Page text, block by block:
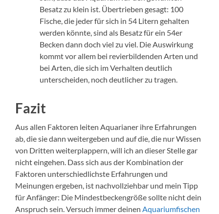
Besatz zu klein ist. Übertrieben gesagt: 100
Fische, die jeder für sich in 54 Litern gehalten
werden könnte, sind als Besatz für ein 54er
Becken dann doch viel zu viel. Die Auswirkung
kommt vor allem bei revierbildenden Arten und
bei Arten, die sich im Verhalten deutlich
unterscheiden, noch deutlicher zu tragen.
Fazit
Aus allen Faktoren leiten Aquarianer ihre Erfahrungen
ab, die sie dann weitergeben und auf die, die nur Wissen
von Dritten weiterplappern, will ich an dieser Stelle gar
nicht eingehen. Dass sich aus der Kombination der
Faktoren unterschiedlichste Erfahrungen und
Meinungen ergeben, ist nachvollziehbar und mein Tipp
für Anfänger: Die Mindestbeckengröße sollte nicht dein
Anspruch sein. Versuch immer deinen Aquariumfischen